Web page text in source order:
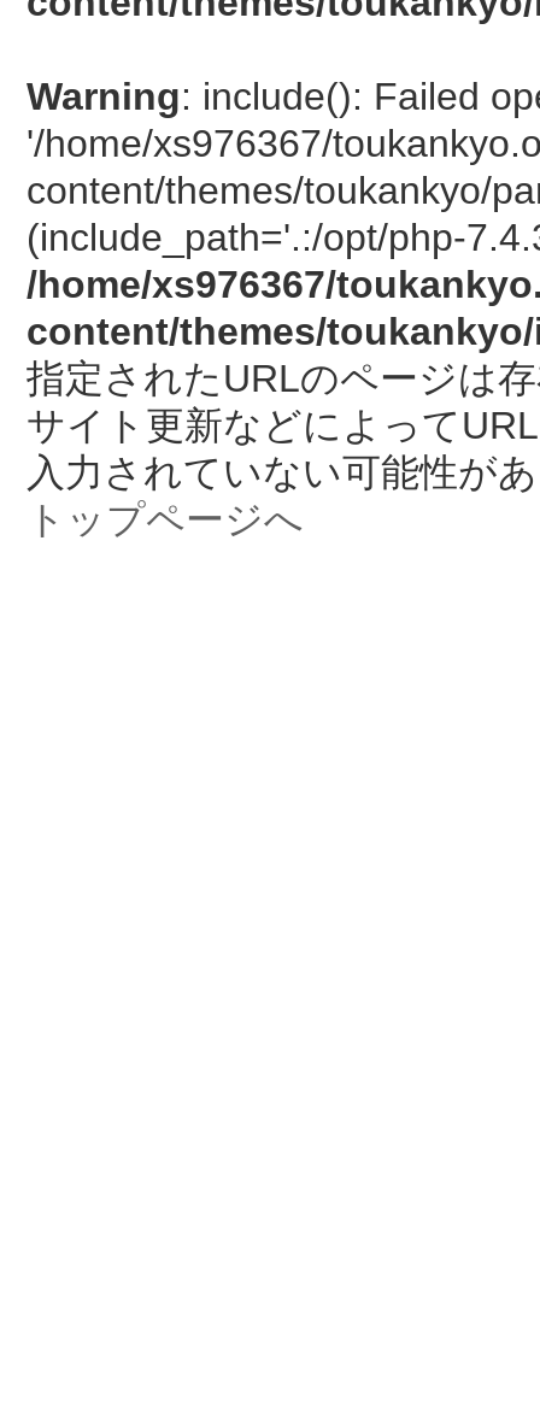
Warning: include(): Failed
'/home/xs976367/
content/themes/toukankyo/
(include_path='.:/opt/php-
/home/xs976367/
content/themes/
指定されたURLのページは
サイト更新などによって
入力されていない可能性が
トップページへ